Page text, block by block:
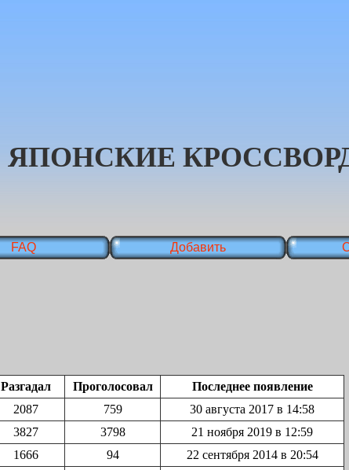
ЯПОНСКИЕ
FAQ Добавить
Разгадал Проголосовал
Последнее появление
2087 759
30 августа 2017 в 14:58
3827 3798
21 ноября 2019 в 12:59
1666 94
22 сентября 2014 в 20:54